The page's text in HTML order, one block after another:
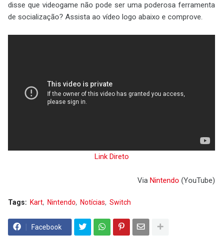
disse que videogame não pode ser uma poderosa ferramenta
de socialização? Assista ao vídeo logo abaixo e comprove.
Link Direto
Via Nintendo (YouTube)
Tags: Kart Nintendo Notícias Switch
Facebook